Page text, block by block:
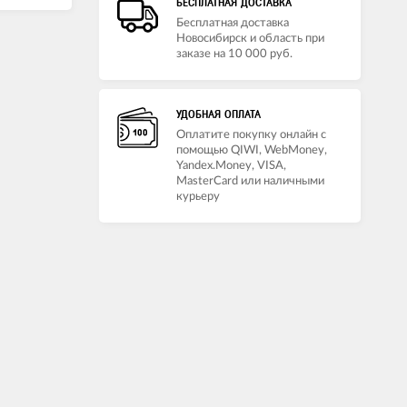
Бесплатная доставка
Новосибирск и область при
заказе на 10 000 руб.
УДОБНАЯ ОПЛАТА
Оплатите покупку онлайн с
помощью QIWI, WebMoney,
Yandex.Money, VISA,
MasterCard или наличными
курьеру